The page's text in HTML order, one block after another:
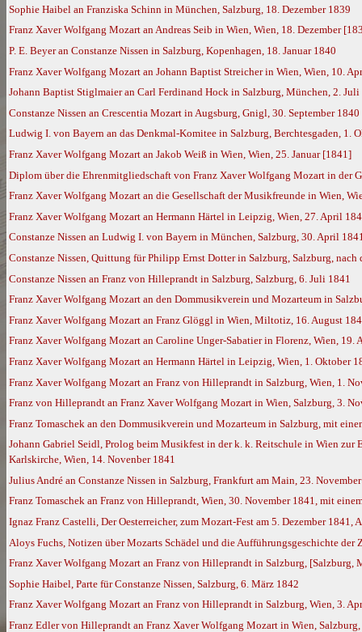
Sophie Haibel an Franziska Schinn in München, Salzburg, 18. Dezember 1839
Franz Xaver Wolfgang Mozart an Andreas Seib in Wien, Wien, 18. Dezember
P. E. Beyer an Constanze Nissen in Salzburg, Kopenhagen, 18. Januar 1840
Franz Xaver Wolfgang Mozart an Johann Baptist Streicher in Wien, Wien, 10.
Johann Baptist Stiglmaier an Carl Ferdinand Hock in Salzburg, München, 2. Juli
Constanze Nissen an Crescentia Mozart in Augsburg, Gnigl, 30. September
Ludwig I. von Bayern an das Denkmal-Komitee in Salzburg, Berchtesgaden, 1.
Franz Xaver Wolfgang Mozart an Jakob Weiß in Wien, Wien, 25. Januar [1841]
Diplom über die Ehrenmitgliedschaft von Franz Xaver Wolfgang Mozart in der
Franz Xaver Wolfgang Mozart an die Gesellschaft der Musikfreunde in Wien,
Franz Xaver Wolfgang Mozart an Hermann Härtel in Leipzig, Wien, 27. April
Constanze Nissen an Ludwig I. von Bayern in München, Salzburg, 30. April
Constanze Nissen, Quittung für Philipp Ernst Dotter in Salzburg, Salzburg, nach
Constanze Nissen an Franz von Hilleprandt in Salzburg, Salzburg, 6. Juli 1841
Franz Xaver Wolfgang Mozart an den Dommusikverein und Mozarteum in
Franz Xaver Wolfgang Mozart an Franz Glöggl in Wien, Miltotiz, 16. August
Franz Xaver Wolfgang Mozart an Caroline Unger-Sabatier in Florenz, Wien, 19.
Franz Xaver Wolfgang Mozart an Hermann Härtel in Leipzig, Wien, 1. Oktober
Franz Xaver Wolfgang Mozart an Franz von Hilleprandt in Salzburg, Wien, 1.
Franz von Hilleprandt an Franz Xaver Wolfgang Mozart in Wien, Salzburg, 3.
Franz Tomaschek an den Dommusikverein und Mozarteum in Salzburg, mit
Johann Gabriel Seidl, Prolog beim Musikfest in der k. k. Reitschule in Wien
Karlskirche, Wien, 14. Novenber 1841
Julius André an Constanze Nissen in Salzburg, Frankfurt am Main, 23.
Franz Tomaschek an Franz von Hilleprandt, Wien, 30. November 1841, mit
Ignaz Franz Castelli, Der Oesterreicher, zum Mozart-Fest am 5. Dezember 1841,
Aloys Fuchs, Notizen über Mozarts Schädel und die Aufführungsgeschichte der
Franz Xaver Wolfgang Mozart an Franz von Hilleprandt in Salzburg, [Salzburg,
Sophie Haibel, Parte für Constanze Nissen, Salzburg, 6. März 1842
Franz Xaver Wolfgang Mozart an Franz von Hilleprandt in Salzburg, Wien, 3.
Franz Edler von Hilleprandt an Franz Xaver Wolfgang Mozart in Wien,